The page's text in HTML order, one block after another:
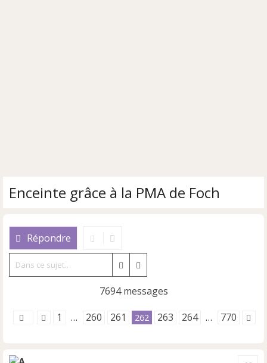
Enceinte grâce à la PMA de Foch
Répondre
Rechercher
7694 messages
1 … 260 261 262 263 264 … 770